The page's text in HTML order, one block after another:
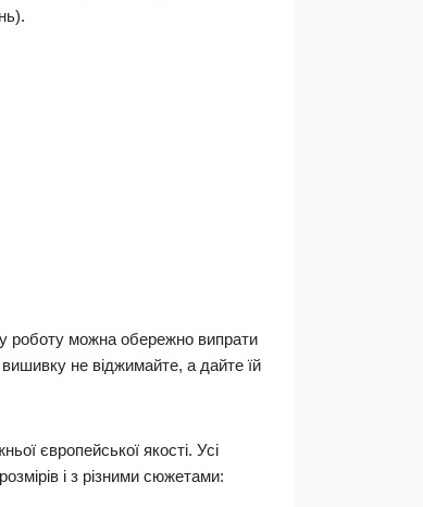
роботу можна обережно випрати
не віджимайте, а дайте їй
європейської якості. Усі
і з різними сюжетами: